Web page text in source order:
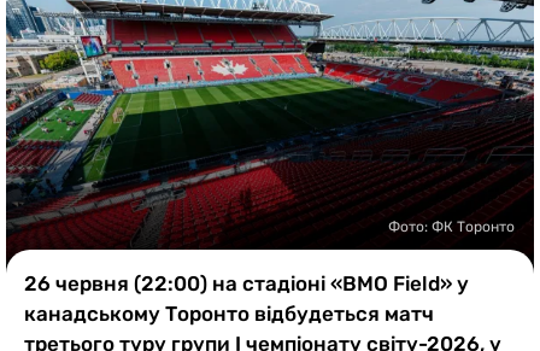
ЛЧ
ЛЕ
ЧЕ-2028
Букмекери
Казино
Фото: ФК Торонто
26 червня (22:00) на стадіоні «BMO Field» у
канадському Торонто відбудеться матч
третього туру групи І чемпіонату світу-2026, у